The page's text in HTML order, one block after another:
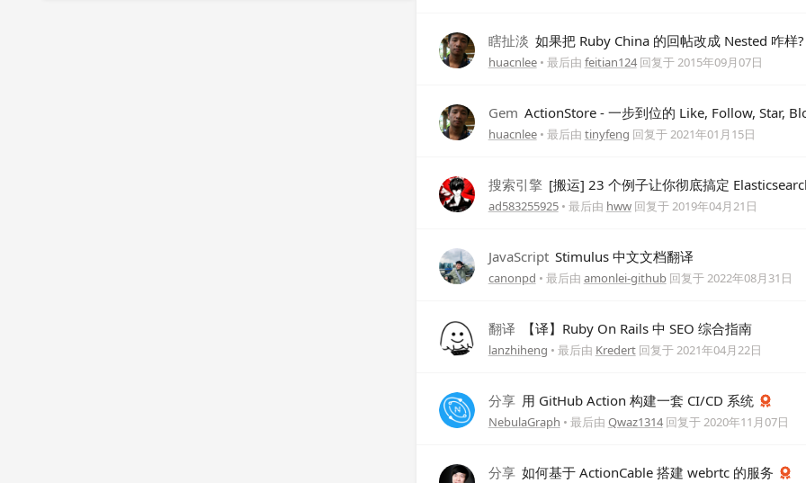
瞎扯淡 如果把 Ruby China 的回帖改成 Nested 咋样?
huacnlee • 最后由 feitian124回复于2015年09月07日
Gem ActionStore - 一步到位的 Like, Follow, Star,
huacnlee • 最后由 tinyfeng 回复于2021年01月15日
搜索引擎 [搬运] 23 个例子让你彻底搞定
ad583255925 • 最后由 hww回复于2019年04月21日
JavaScript Stimulus 中文文档翻译
canonpd • 最后由 amonlei-github回复于2022年08月31日
翻译 【译】Ruby On Rails 中 SEO 综合指南
lanzhiheng • 最后由 Kredert回复于2021年04月22日
分享 用 GitHub Action 构建一套 CI/CD 系统
NebulaGraph • 最后由 Qwaz1314回复于2020年11月07日
分享 如何基于 ActionCable 搭建 webrtc 的服务